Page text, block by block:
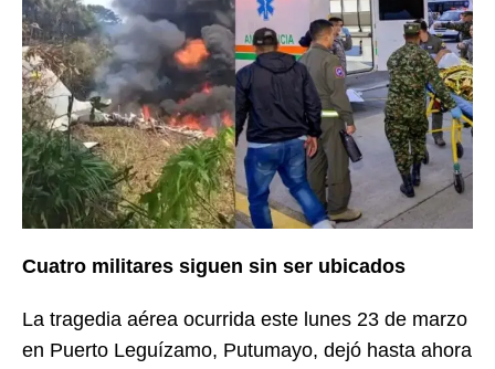
Cuatro militares siguen sin ser ubicados
La tragedia aérea ocurrida este lunes 23 de marzo
en Puerto Leguízamo, Putumayo, dejó hasta ahora